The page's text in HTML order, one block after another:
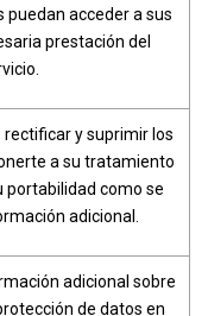
acceder a sus
prestación del
rectificar y suprimir los
a su tratamiento
portabilidad como se
adicional.
adicional sobre
de datos en